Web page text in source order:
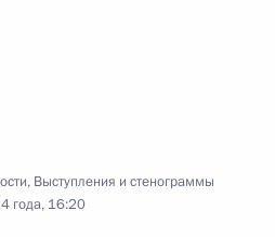
, Выступления и стенограммы
года, 16:20